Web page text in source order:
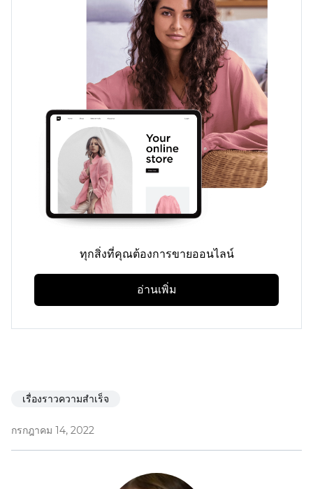
ทุกสิ่งที่คุณต้องการขายออนไลน์
อ่านเพิ่ม
เรื่องราวความสำเร็จ
กรกฎาคม 14, 2022